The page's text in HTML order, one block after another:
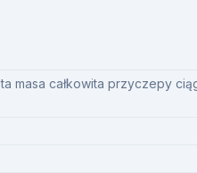
masa całkowita przyczepy